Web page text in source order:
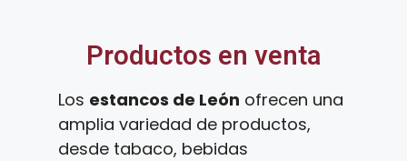
Productos en venta
Los estancos de León ofrecen una
amplia variedad de productos,
desde tabaco, bebidas